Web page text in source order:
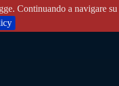
Continuando a navigare su